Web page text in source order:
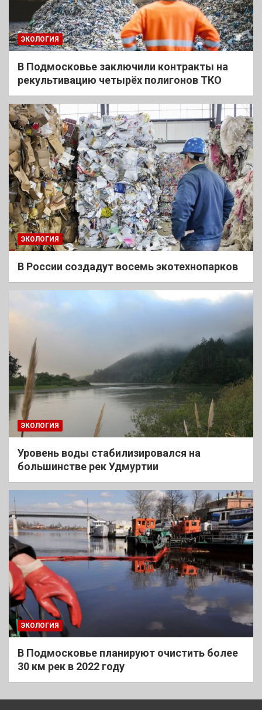
ЭКОЛОГИЯ
В Подмосковье заключили контракты на
рекультивацию четырёх полигонов ТКО
ЭКОЛОГИЯ
В России создадут восемь экотехнопарков
ЭКОЛОГИЯ
Уровень воды стабилизировался на
большинстве рек Удмуртии
ЭКОЛОГИЯ
В Подмосковье планируют очистить более
30 км рек в 2022 году